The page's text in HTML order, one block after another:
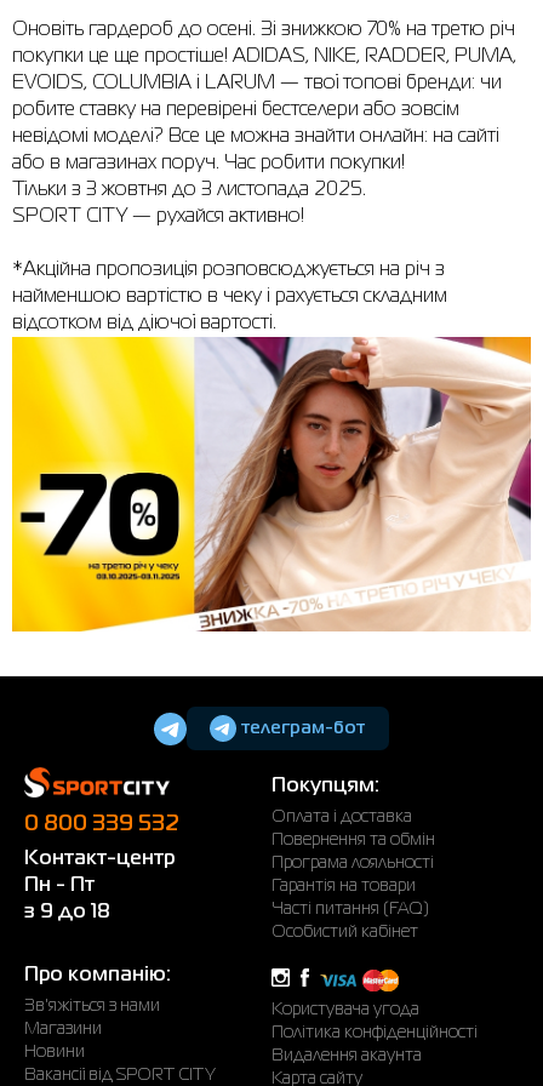
Термобілизна
Толстовки
Футболки
Спідниці
Фітнес та йога
Шапки
Шарфи
The North Face
Under Armour
WHS
Напівчеревики
Сандалі
Бренди
adidas
Nike
Puma
Оновіть гардероб до осені. Зі знижкою 70% на третю річ
покупки це ще простіше! ADIDAS, NIKE, RADDER, PUMA,
EVOIDS, COLUMBIA і LARUM — твої топові бренди: чи
робите ставку на перевірені бестселери або зовсім
невідомі моделі? Все це можна знайти онлайн: на сайті
або в магазинах поруч. Час робити покупки!
Тільки з 3 жовтня до 3 листопада 2025.
SPORT CITY — рухайся активно!
*Акційна пропозиція розповсюджується на річ з
найменшою вартістю в чеку і рахується складним
відсотком від діючої вартості.
телеграм-бот
0 800 339 532
Контакт-центр
Пн - Пт
з 9 до 18
Покупцям:
Оплата і доставка
Повернення та обмін
Програма лояльності
Гарантія на товари
Часті питання (FAQ)
Особистий кабінет
Про компанію:
Зв'яжіться з нами
Магазини
Новини
Вакансії від SPORT CITY
Користувача угода
Політика конфіденційності
Видалення акаунта
Карта сайту